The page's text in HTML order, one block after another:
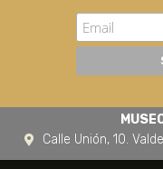
Calle Unión, 10.